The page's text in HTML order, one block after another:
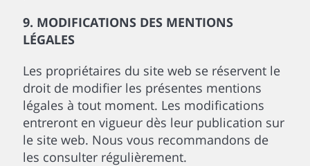
9. MODIFICATIONS DES MENTIONS
LÉGALES
Les propriétaires du site web se réservent le
droit de modifier les présentes mentions
légales à tout moment. Les modifications
entreront en vigueur dès leur publication sur
le site web. Nous vous recommandons de
les consulter régulièrement.